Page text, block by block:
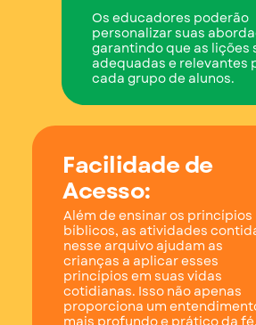
Os educadores poderão
personalizar suas
garantindo que as lições
adequadas e relevantes
cada grupo de alunos.
Facilidade de
Acesso:
Além de ensinar os princípios
bíblicos, as atividades
nesse arquivo ajudam as
crianças a aplicar esses
princípios em suas vidas
cotidianas. Isso não apenas
proporciona um
mais profundo e prático da fé,